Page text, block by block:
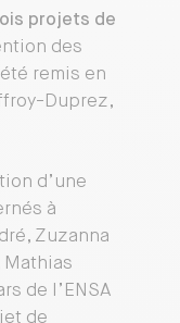
projets de
des
remis en
Duprez,
d’une
à
Zuzanna
Mathias
de l’ENSA
de